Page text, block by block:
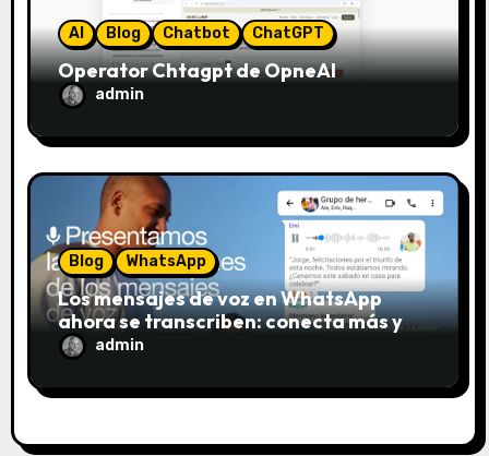
d
s
AI Blog Chatbot ChatGPT
Operator Chtagpt de OpneAI
admin
Blog WhatsApp
Los mensajes de voz en WhatsApp
ahora se transcriben: conecta más y
escucha menos
admin